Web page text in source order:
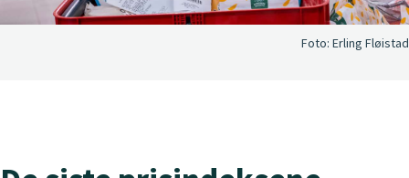
Foto: Erling Fløistad